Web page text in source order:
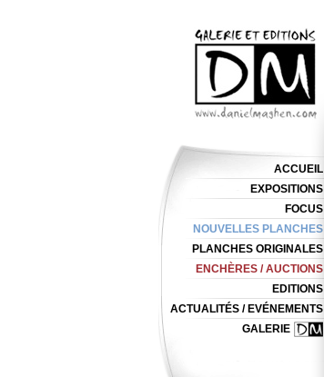
ACCUEIL
EXPOSITIONS
FOCUS
NOUVELLES PLANCHES
PLANCHES ORIGINALES
ENCHÈRES / AUCTIONS
EDITIONS
ACTUALITÉS / EVÉNEMENTS
GALERIE